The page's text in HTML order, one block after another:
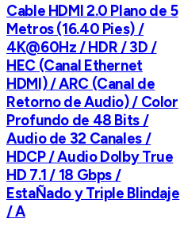
Cable HDMI 2.0 Plano de 5
Metros (16.40 Pies) /
4K@60Hz / HDR / 3D /
HEC (Canal Ethernet
HDMI) / ARC (Canal de
Retorno de Audio) / Color
Profundo de 48 Bits /
Audio de 32 Canales /
HDCP / Audio Dolby True
HD 7.1 / 18 Gbps /
EstaÑado y Triple Blindaje
/ A